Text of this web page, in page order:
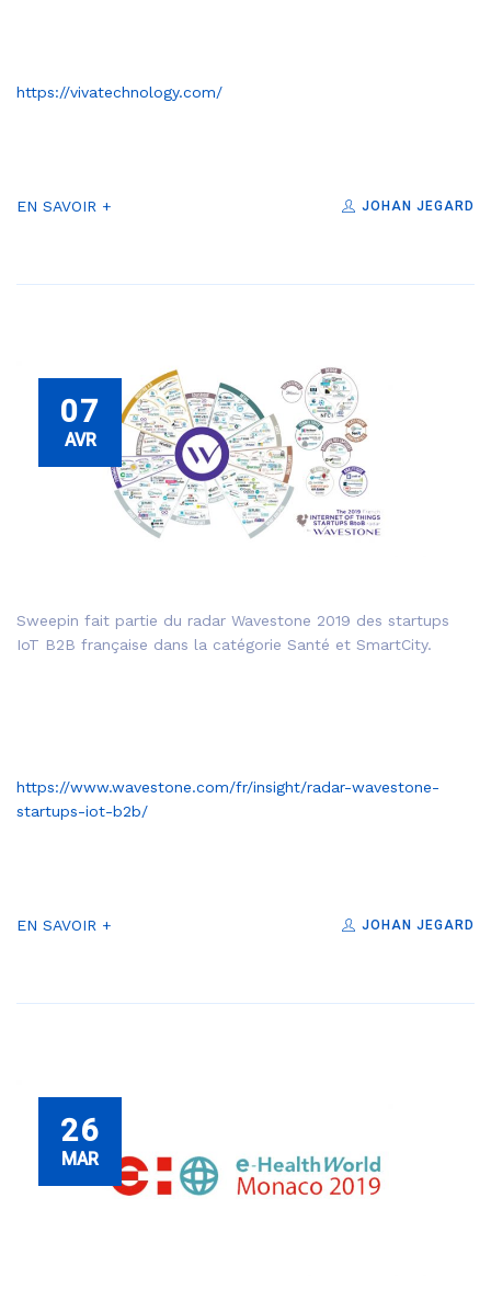
https://vivatechnology.com/
EN SAVOIR + JOHAN JEGARD
07
AVR
Sweepin fait partie du radar Wavestone 2019 des startups
IoT B2B française dans la catégorie Santé et SmartCity.
https://www.wavestone.com/fr/insight/radar-wavestone-
startups-iot-b2b/
EN SAVOIR + JOHAN JEGARD
26
MAR